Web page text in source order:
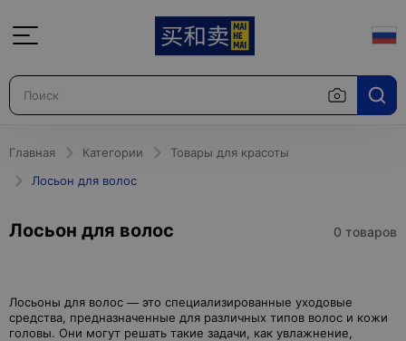
Главная Категории
Товары для красоты
Лосьон для волос
Лосьон для волос 0 товаров
Лосьоны для волос — это специализированные уходовые
средства, предназначенные для различных типов волос и кожи
головы. Они могут решать такие задачи, как увлажнение,